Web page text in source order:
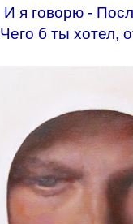
И я говорю -
Чего б ты хотел,